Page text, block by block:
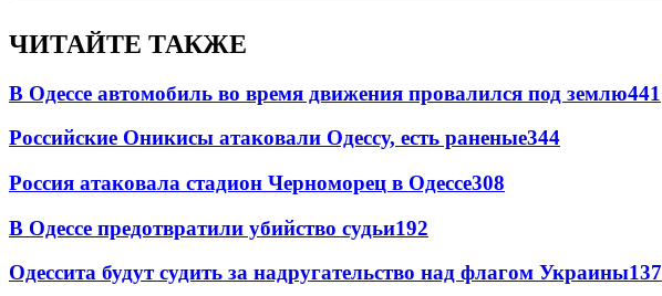
ЧИТАЙТЕ ТАКЖЕ
В Одессе автомобиль во время движения провалился под землю441
Российские Оникисы атаковали Одессу, есть раненые344
Россия атаковала стадион Черноморец в Одессе308
В Одессе предотвратили убийство судьи192
Одессита будут судить за надругательство над флагом Украины137